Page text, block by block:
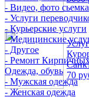
70
- Видео, фото сьемка
- Услуги
- Курьерские услуги
- Медицинские
- Другое
- Ремонт
Одежда, обувь
- Мужская одежда
- Женская одежда